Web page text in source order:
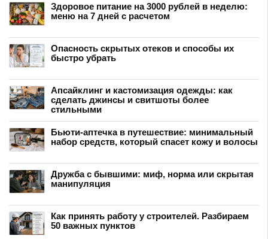
Здоровое питание на 3000 рублей в неделю:
меню на 7 дней с расчетом
Опасность скрытых отеков и способы их
быстро убрать
Апсайклинг и кастомизация одежды: как
сделать джинсы и свитшоты более
стильными
Бьюти-аптечка в путешествие: минимальный
набор средств, который спасет кожу и волосы
Дружба с бывшими: миф, норма или скрытая
манипуляция
Как принять работу у строителей. Разбираем
50 важных пунктов